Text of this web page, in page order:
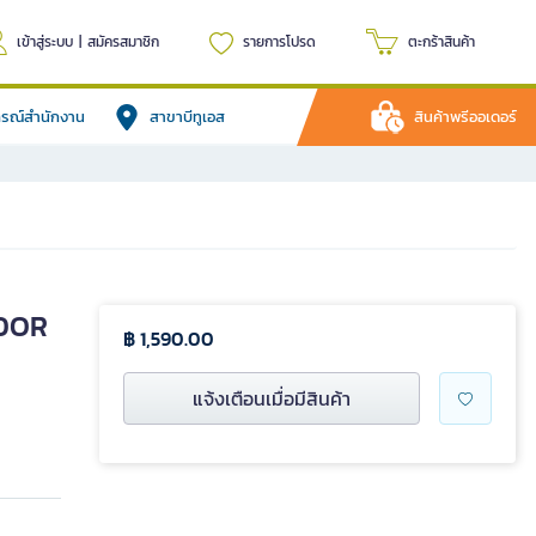
เข้าสู่ระบบ | สมัครสมาชิก รายการโปรด ตะกร้าสินค้า
รณ์สำนักงาน สาขาบีทูเอส สินค้าพรีออเดอร์
฿ 1,590.00
แจ้งเตือนเมื่อมีสินค้า